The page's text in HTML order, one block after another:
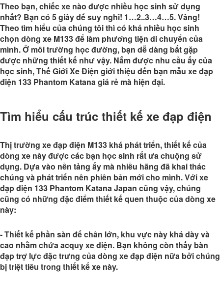
Theo bạn, chiếc xe nào được nhiều học sinh sử dụng
nhất? Bạn có 5 giây để suy nghĩ! 1…2..3…4…5. Vâng!
Theo tìm hiểu của chúng tôi thì có khá nhiều học sinh
chọn dòng xe M133 để làm phương tiện di chuyển của
mình. Ở môi trường học đường, bạn dễ dàng bắt gặp
được những thiết kế như vậy. Nắm được nhu cầu ấy của
học sinh, Thế Giới Xe Điện giới thiệu đến bạn mẫu xe đạp
điện 133 Phantom Katana giá rẻ mà hiện đại.
Tìm hiểu cấu trúc thiết kế xe đạp điện
Thị trường xe đạp điện M133 khá phát triển, thiết kế của
dòng xe này được các bạn học sinh rất ưa chuộng sử
dụng. Dựa vào nền tảng ấy mà nhiều hãng đã khai thác
chúng và phát triển nên phiên bản mới cho mình. Với xe
đạp điện 133 Phantom Katana Japan cũng vậy, chúng
cũng có những đặc điểm thiết kế quen thuộc của dòng xe
này:
- Thiết kế phần sàn để chân lớn, khu vực này khá dày và
cao nhằm chứa acquy xe điện. Bạn không còn thấy bàn
đạp trợ lực đặc trưng của dòng xe đạp điện nữa bởi chúng
bị triệt tiêu trong thiết kế xe này.